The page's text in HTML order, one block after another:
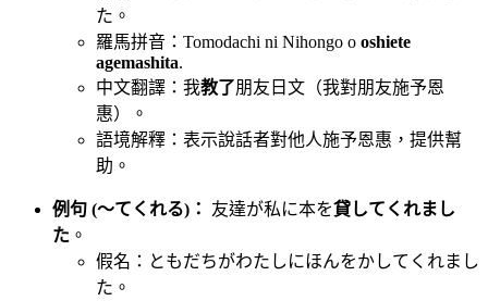
た。
羅馬拼音：Tomodachi ni Nihongo o oshiete
agemashita.
中文翻譯：我教了朋友日文（我對朋友施予恩
惠）。
語境解釋：表示說話者對他人施予恩惠，提供幫
助。
例句 (〜てくれる)： 友達が私に本を貸してくれまし
た 。
假名：ともだちがわたしにほんをかしてくれまし
た。